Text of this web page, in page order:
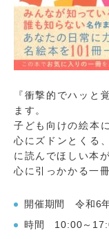
『衝撃的でハッと
ます。
子ども向けの絵本
心にズドンとくる
に読んでほしい本
心に引っかかる一
開催期間 令和6
時間 10:00～